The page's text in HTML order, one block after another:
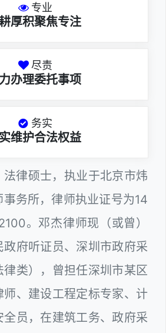
专业
厚积聚焦专注
尽责
办理委托事项
务实
维护合法权益
法律硕士，执业于北京市炜
务所，律师执业证号为14
。邓杰律师现（或曾）
政府听证员、深圳市政府采
律类），曾担任深圳市某区
、建设工程定标专家、计
全员，在建筑工务、政府采